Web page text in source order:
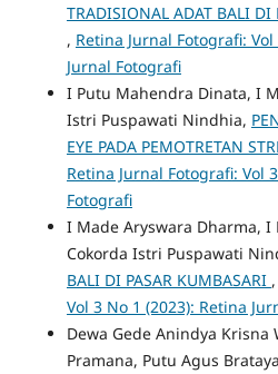
TRADISIONAL ADAT BALI DI
, Retina Jurnal Fotografi:
Jurnal Fotografi
I Putu Mahendra Dinata, I
Istri Puspawati Nindhia,
EYE PADA PEMOTRETAN
Retina Jurnal Fotografi: Vol
Fotografi
I Made Aryswara Dharma, I
Cokorda Istri Puspawati
BALI DI PASAR KUMBASARI ,
Vol 3 No 1 (2023): Retina
Dewa Gede Anindya Krisna
Pramana, Putu Agus